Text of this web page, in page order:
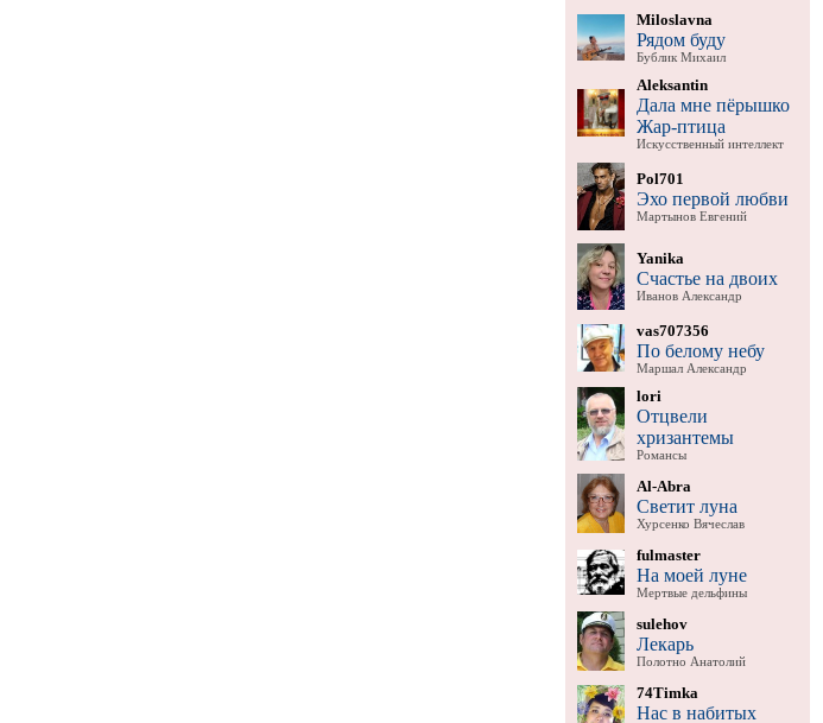
Miloslavna
Рядом буду
Бублик Михаил
Aleksantin
Дала мне пёрышко
Жар-птица
Искусственный интеллект
Pol701
Эхо первой любви
Мартынов Евгений
Yanika
Счастье на двоих
Иванов Александр
vas707356
По белому небу
Маршал Александр
lori
Отцвели
хризантемы
Романсы
Al-Abra
Светит луна
Хурсенко Вячеслав
fulmaster
На моей луне
Мертвые дельфины
sulehov
Лекарь
Полотно Анатолий
74Timka
Нас в набитых